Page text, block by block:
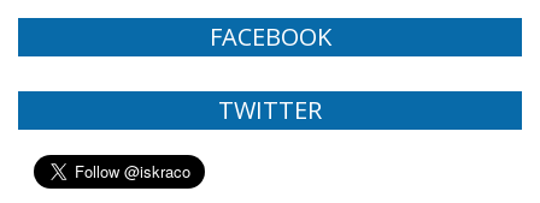
FACEBOOK
TWITTER